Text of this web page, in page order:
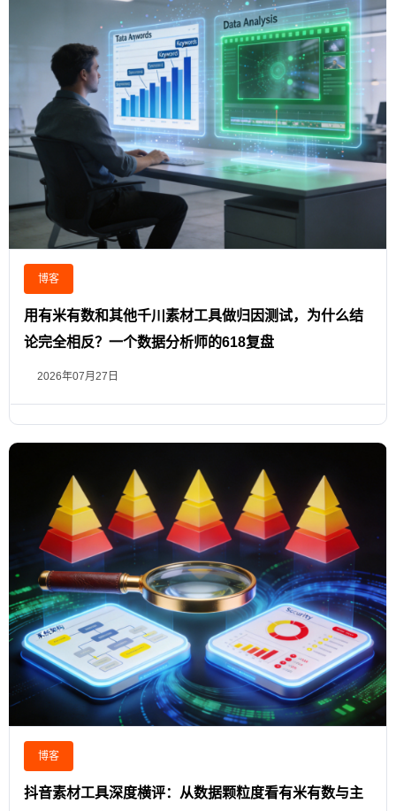
博客
用有米有数和其他千川素材工具做归因测试，为什么结
论完全相反？一个数据分析师的618复盘
2026年07月27日
博客
抖音素材工具深度横评：从数据颗粒度看有米有数与主